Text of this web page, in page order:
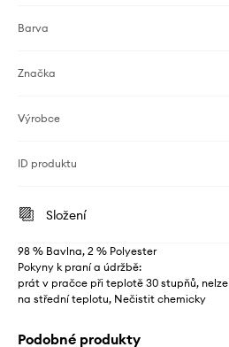
Barva
Značka
Výrobce
ID produktu
Složení
98 % Bavlna, 2 % Polyester
Pokyny k praní a údržbě:
prát v pračce při teplotě 30 stupňů,
na střední teplotu, Nečistit chemicky
Podobné produkty